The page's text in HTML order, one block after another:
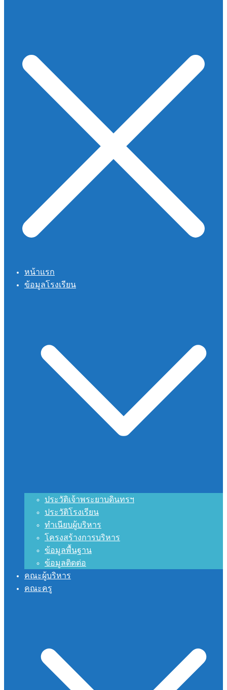
หน้าแรก
ข้อมูลโรงเรียน
ประวัติเจ้าพระยาบดินทรฯ
ประวัติโรงเรียน
ทำเนียบผู้บริหาร
โครงสร้างการบริหาร
ข้อมูลพื้นฐาน
ข้อมูลติดต่อ
คณะผู้บริหาร
คณะครู